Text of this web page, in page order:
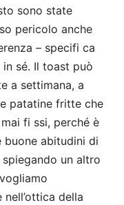
sono state
pericolo anche
– specifi ca
sé. Il toast può
a settimana, a
patatine fritte che
fi ssi, perché è
buone abitudini di
un altro
della